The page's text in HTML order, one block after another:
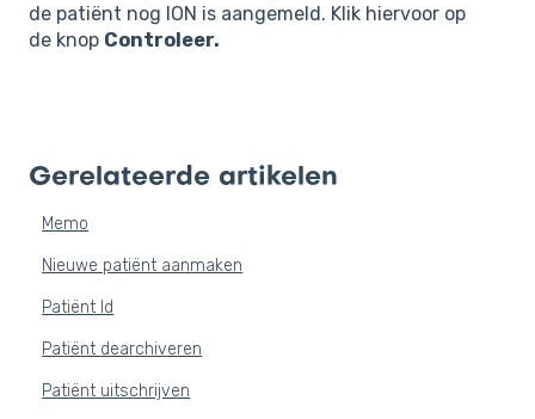
de patiënt nog ION is aangemeld. Klik hiervoor op
de knop Controleer.
Gerelateerde artikelen
Memo
Nieuwe patiënt aanmaken
Patiënt Id
Patiënt dearchiveren
Patiënt uitschrijven